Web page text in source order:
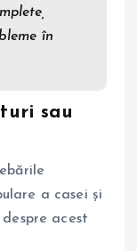
în
sau
a casei și
acest